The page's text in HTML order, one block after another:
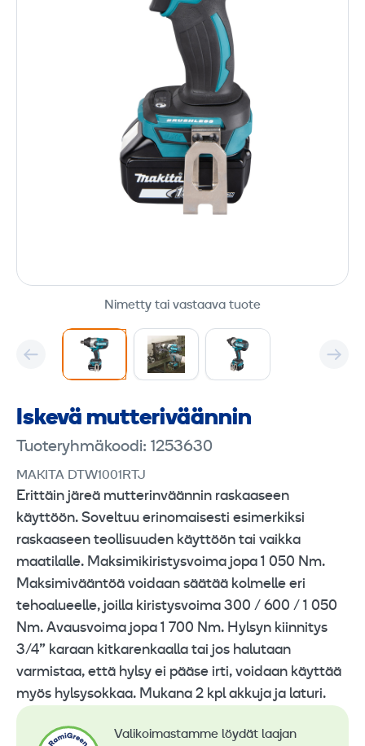
Nimetty tai vastaava tuote
Iskevä mutteri­väännin
Tuoteryhmäkoodi: 1253630
MAKITA DTW1001RTJ
Erittäin järeä mutterinväännin raskaaseen
käyttöön. Soveltuu erinomaisesti esimerkiksi
raskaaseen teollisuuden käyttöön tai vaikka
maatilalle. Maksimikiristysvoima jopa 1 050 Nm.
Maksimivääntöä voidaan säätää kolmelle eri
tehoalueelle, joilla kiristysvoima 300 / 600 / 1 050
Nm. Avausvoima jopa 1 700 Nm. Hylsyn kiinnitys
3/4” karaan kitkarenkaalla tai jos halutaan
varmistaa, että hylsy ei pääse irti, voidaan käyttää
myös hylsysokkaa. Mukana 2 kpl akkuja ja laturi.
Valikoimastamme löydät laajan